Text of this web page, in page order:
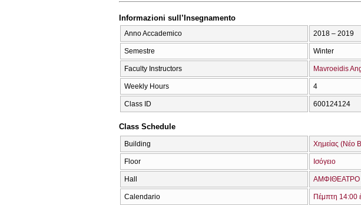
Informazioni sull’Insegnamento
Anno Accademico 2018 – 2019
Semestre Winter
Faculty Instructors Mavroeidis
Weekly Hours 4
Class ID 600124124
Class Schedule
Building Χημείας (Νέο
Floor Ισόγειο
Hall ΑΜΦΙΘΕΑΤΡΟ
Calendario Πέμπτη 14:00